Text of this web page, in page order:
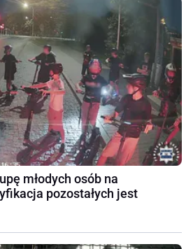
młodych osób na
pozostałych jest